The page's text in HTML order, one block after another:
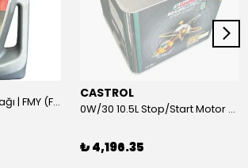
0W/20 6.2L Motor Yağı | FMY (Ford Motor Yağları)
CASTROL
0W/30 10.5L Stop/Start Motor Yağı | CASTROL
₺ 4,196.35